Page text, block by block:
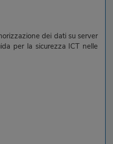
dei dati su server
per la sicurezza ICT nelle